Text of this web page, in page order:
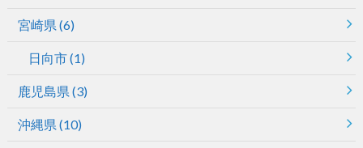
宮崎県 (6)
日向市(1)
鹿児島県 (3)
沖縄県 (10)